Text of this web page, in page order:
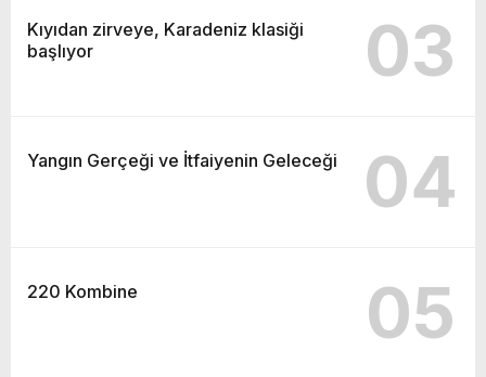
Kıyıdan zirveye, Karadeniz klasiği
başlıyor
03
Yangın Gerçeği ve İtfaiyenin Geleceği 04
220 Kombine 05